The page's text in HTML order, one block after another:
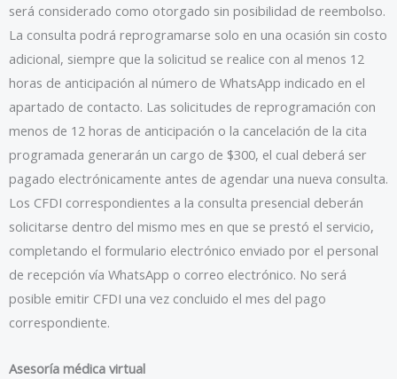
será considerado como otorgado sin posibilidad de reembolso.
La consulta podrá reprogramarse solo en una ocasión sin costo
adicional, siempre que la solicitud se realice con al menos 12
horas de anticipación al número de WhatsApp indicado en el
apartado de contacto. Las solicitudes de reprogramación con
menos de 12 horas de anticipación o la cancelación de la cita
programada generarán un cargo de $300, el cual deberá ser
pagado electrónicamente antes de agendar una nueva consulta.
Los CFDI correspondientes a la consulta presencial deberán
solicitarse dentro del mismo mes en que se prestó el servicio,
completando el formulario electrónico enviado por el personal
de recepción vía WhatsApp o correo electrónico. No será
posible emitir CFDI una vez concluido el mes del pago
correspondiente.
Asesoría médica virtual